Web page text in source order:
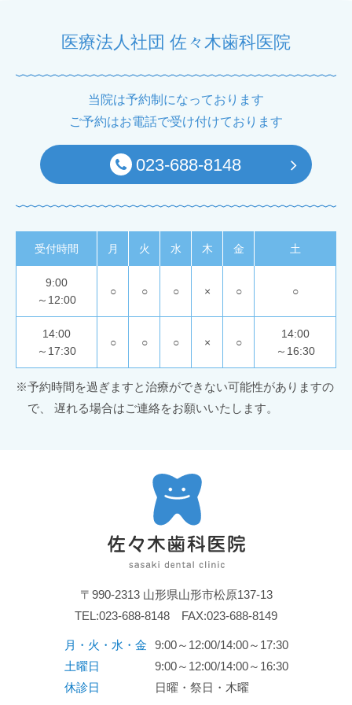
医療法人社団 佐々木歯科医院
当院は予約制になっております
ご予約はお電話で受け付けております
023-688-8148
受付時間 月 火 水 木 金 土
9:00
～12:00
○ ○ ○ × ○ ○
14:00
～17:30
○ ○ ○ × ○
14:00
～16:30
※予約時間を過ぎますと治療ができない可能性がありますの
で、
遅れる場合はご連絡をお願いいたします。
〒990-2313 山形県山形市松原137-13
TEL:023-688-8148 FAX:023-688-8149
月・火・水・金
9:00～12:00/14:00～17:30
土曜日
9:00～12:00/14:00～16:30
休診日
日曜・祭日・木曜